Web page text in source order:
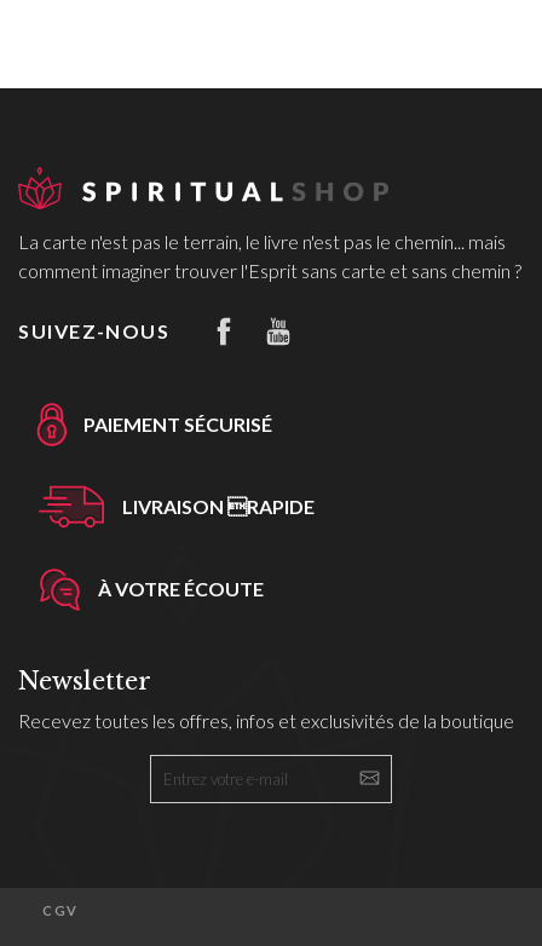
La carte n'est pas le terrain, le livre n'est pas le chemin... mais
comment imaginer trouver l'Esprit sans carte et sans chemin ?
SUIVEZ-NOUS
PAIEMENT SÉCURISÉ
LIVRAISON RAPIDE
À VOTRE ÉCOUTE
Newsletter
Recevez toutes les offres, infos et exclusivités de la boutique
CGV